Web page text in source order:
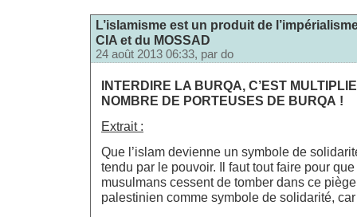
L’islamisme est un produit de
CIA et du MOSSAD
24 août 2013 06:33, par do
INTERDIRE LA BURQA, C’EST
NOMBRE DE PORTEUSES DE BURQA !
Extrait :
Que l’islam devienne un symbole de
tendu par le pouvoir. Il faut tout faire pour
musulmans cessent de tomber dans ce
palestinien comme symbole de solidarité,